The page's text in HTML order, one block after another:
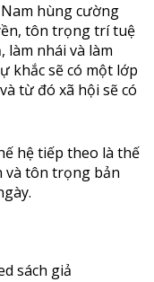
Nam hùng cường
tôn trọng trí tuệ
làm nhái và làm
khắc sẽ có một lớp
từ đó xã hội sẽ có
hệ tiếp theo là thế
và tôn trọng bản
sách giả